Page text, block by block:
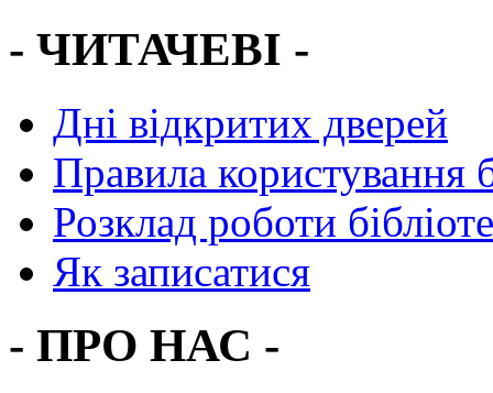
- ЧИТАЧЕВІ -
Дні відкритих дверей
Правила користування
Розклад роботи
Як записатися
- ПРО НАС -